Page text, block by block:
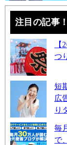
注目の記事
つ
短
広
り
毎
で